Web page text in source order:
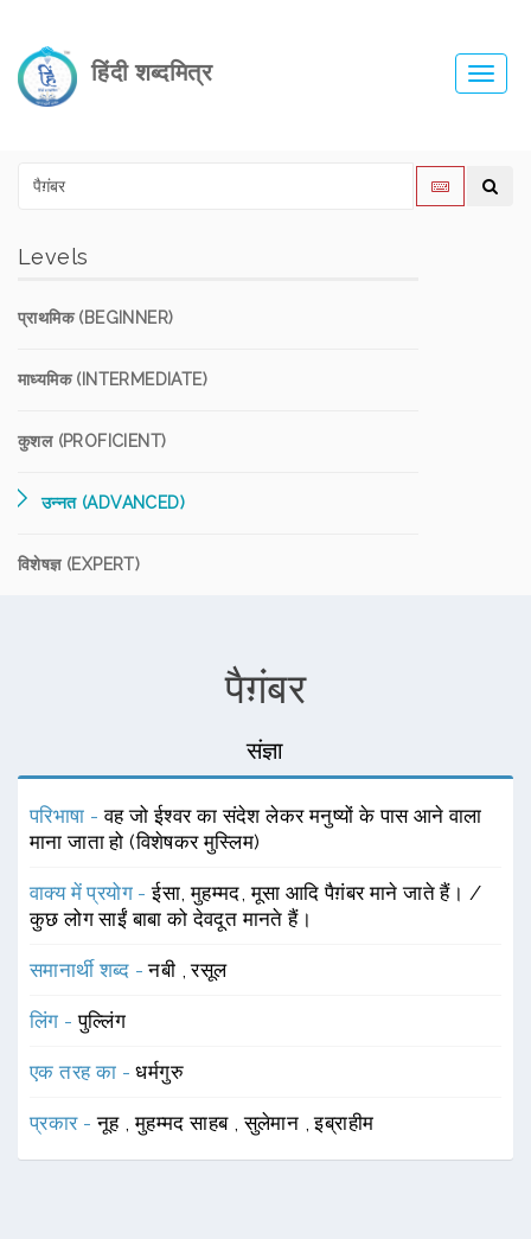
हिंदी शब्दमित्र
Levels
प्राथमिक (BEGINNER)
माध्यमिक (INTERMEDIATE)
कुशल (PROFICIENT)
उन्नत (ADVANCED)
विशेषज्ञ (EXPERT)
पैग़ंबर
संज्ञा
परिभाषा -वह जो ईश्वर का संदेश लेकर मनुष्यों के पास आने वाला
माना जाता हो (विशेषकर मुस्लिम)
वाक्य में प्रयोग -ईसा, मुहम्मद, मूसा आदि पैग़ंबर माने जाते हैं। /
कुछ लोग साईं बाबा को देवदूत मानते हैं।
समानार्थी शब्द -नबी ,रसूल
लिंग -पुल्लिंग
एक तरह का -धर्मगुरु
प्रकार -नूह ,मुहम्मद साहब ,सुलेमान ,इब्राहीम